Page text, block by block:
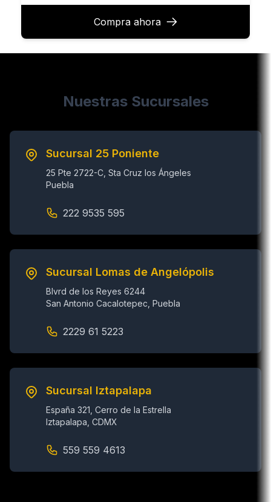
Compra ahora
Nuestras Sucursales
Sucursal 25 Poniente
25 Pte 2722-C, Sta Cruz los Ángeles
Puebla
222 9535 595
Sucursal Lomas de Angelópolis
Blvrd de los Reyes 6244
San Antonio Cacalotepec, Puebla
2229 61 5223
Sucursal Iztapalapa
España 321, Cerro de la Estrella
Iztapalapa, CDMX
559 559 4613